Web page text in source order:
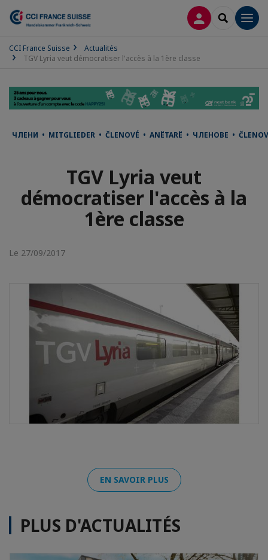
CONNEXION
CCI France Suisse
Actualités
TGV Lyria veut démocratiser l'accès à la 1ère classe
ЧЛЕНИ • MITGLIEDER • ČLENOVÉ • ANËTARË • ЧЛЕНОВЕ •
TGV Lyria veut
démocratiser l'accès à la
1ère classe
Le 27/09/2017
EN SAVOIR PLUS
PLUS D'ACTUALITÉS